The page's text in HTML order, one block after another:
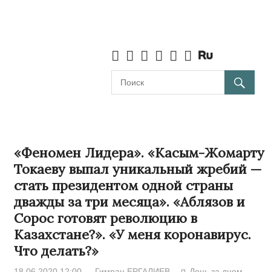
«Феномен Лидера». «Касым-Жомарту
Токаеву выпал уникальный жребий —
стать президентом одной страны
дважды за три месяца». «Аблязов и
Сорос готовят революцию в
Казахстане?». «У меня коронавирус.
Что делать?»